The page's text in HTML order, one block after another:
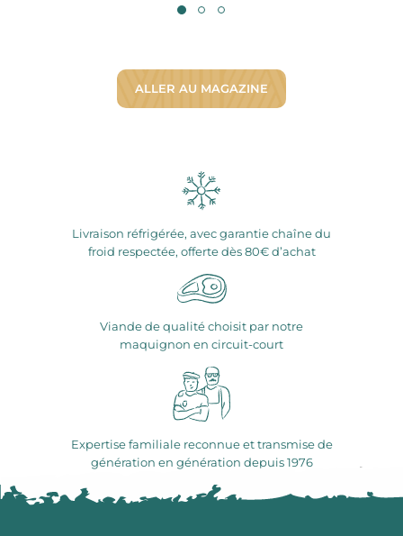
ALLER AU MAGAZINE
Livraison réfrigérée, avec garantie chaîne du
froid respectée, offerte dès 80€ d’achat
Viande de qualité choisit par notre
maquignon en circuit-court
Expertise familiale reconnue et transmise de
génération en génération depuis 1976